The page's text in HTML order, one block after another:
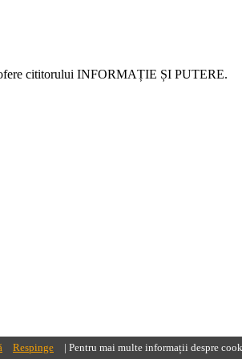
Respinge
| Pentru mai multe informații despre
cititorului INFORMAȚIE ȘI PUTERE.